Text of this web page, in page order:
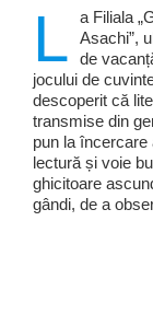
L
a Filiala
Asachi”,
de
jocului de
descoperit că
transmise din
pun la încercare
lectură și voie
ghicitoare
gândi, de a